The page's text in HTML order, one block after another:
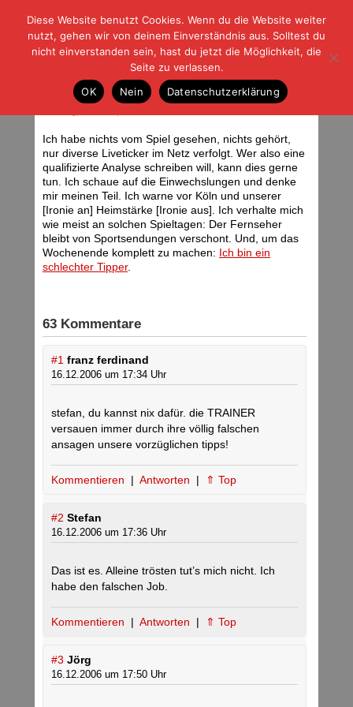
| | |BLOG-GFußball und der Rest
HOME|REGELN|IMPRESSUM |DATENSCHUTZ
Hertha BSC Berlin – Eintracht
Frankfurt 1:0
Ich habe nichts vom Spiel gesehen, nichts gehört,
nur diverse Liveticker im Netz verfolgt. Wer also eine
qualifizierte Analyse schreiben will, kann dies gerne
tun. Ich schaue auf die Einwechslungen und denke
mir meinen Teil. Ich warne vor Köln und unserer
[Ironie an] Heimstärke [Ironie aus]. Ich verhalte mich
wie meist an solchen Spieltagen: Der Fernseher
bleibt von Sportsendungen verschont. Und, um das
Wochenende komplett zu machen: Ich bin ein
schlechter Tipper.
63 Kommentare
#1 franz ferdinand
16.12.2006 um 17:34 Uhr
stefan, du kannst nix dafür. die TRAINER
versauen immer durch ihre völlig falschen
ansagen unsere vorzüglichen tipps!
Kommentieren | Antworten | ⇑ Top
#2 Stefan
16.12.2006 um 17:36 Uhr
Das ist es. Alleine trösten tut’s mich nicht. Ich
habe den falschen Job.
Kommentieren | Antworten | ⇑ Top
#3 Jörg
16.12.2006 um 17:50 Uhr
Diese Website benutzt Cookies. Wenn du die Website weiter
nutzt, gehen wir von deinem Einverständnis aus. Solltest du
nicht einverstanden sein, hast du jetzt die Möglichkeit, die
Seite zu verlassen.
OK
Nein Datenschutzerklärung